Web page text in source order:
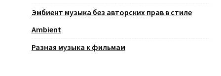
Эмбиент музыка без авторских прав в стиле
Ambient
Разная музыка к фильмам